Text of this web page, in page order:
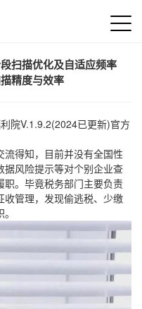
扫描优化及自适应频率
精度与效率
V.1.9.2(2024已更新)官方
得知，目前并没有全国性
风险提示等对个别企业查
。毕竟税务部门主要负责
管理，发现偷逃税、少缴